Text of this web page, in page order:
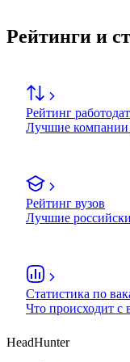
Рейтинги и
Рейтинг
Лучшие компании
Рейтинг вузов
Лучшие
Статистика по
Что происходит с
HeadHunter